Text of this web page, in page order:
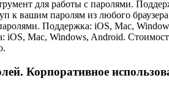
для работы с паролями.
к вашим паролям из любого
Поддержка: iOS, Mac,
iOS, Mac, Windows, Android.
Корпоративное